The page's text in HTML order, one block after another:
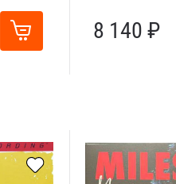
8 140 ₽